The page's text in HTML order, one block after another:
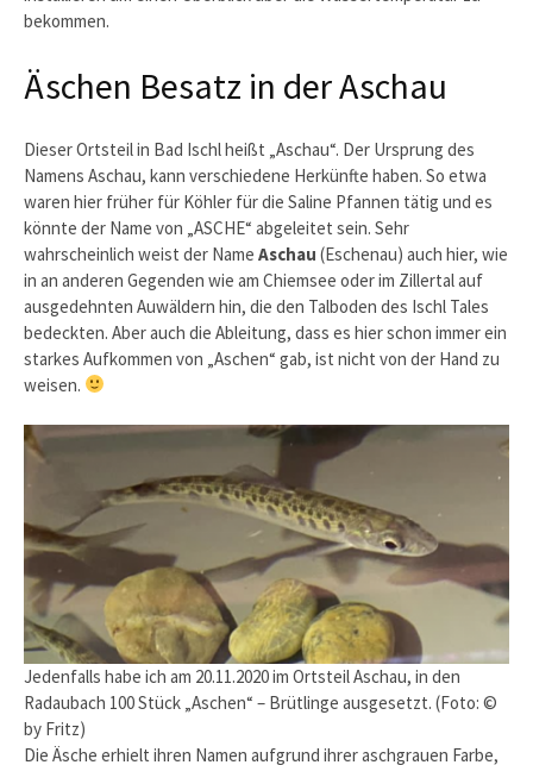
bekommen.
Äschen Besatz in der Aschau
Dieser Ortsteil in Bad Ischl heißt „Aschau“. Der Ursprung des
Namens Aschau, kann verschiedene Herkünfte haben. So etwa
waren hier früher für Köhler für die Saline Pfannen tätig und es
könnte der Name von „ASCHE“ abgeleitet sein. Sehr
wahrscheinlich weist der Name Aschau (Eschenau) auch hier, wie
in an anderen Gegenden wie am Chiemsee oder im Zillertal auf
ausgedehnten Auwäldern hin, die den Talboden des Ischl Tales
bedeckten. Aber auch die Ableitung, dass es hier schon immer ein
starkes Aufkommen von „Aschen“ gab, ist nicht von der Hand zu
weisen.
Jedenfalls habe ich am 20.11.2020 im Ortsteil Aschau, in den
Radaubach 100 Stück „Aschen“ – Brütlinge ausgesetzt. (Foto: ©
by Fritz)
Die Äsche erhielt ihren Namen aufgrund ihrer aschgrauen Farbe,